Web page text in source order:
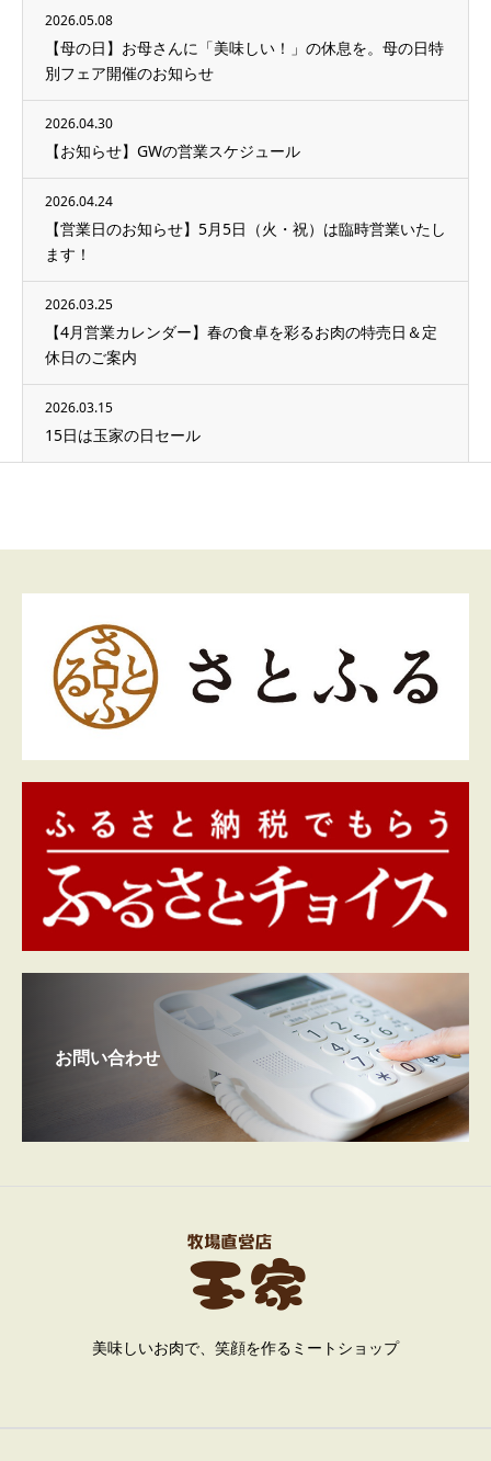
2026.05.08
【母の日】お母さんに「美味しい！」の休息を。母の日特
別フェア開催のお知らせ
2026.04.30
【お知らせ】GWの営業スケジュール
2026.04.24
【営業日のお知らせ】5月5日（火・祝）は臨時営業いたし
ます！
2026.03.25
【4月営業カレンダー】春の食卓を彩るお肉の特売日＆定
休日のご案内
2026.03.15
15日は玉家の日セール
お問い合わせ
美味しいお肉で、笑顔を作るミートショップ